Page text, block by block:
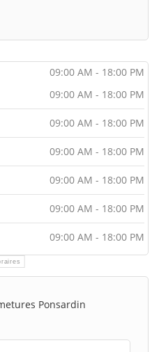
09:00 AM - 18:00 PM
09:00 AM - 18:00 PM
09:00 AM - 18:00 PM
09:00 AM - 18:00 PM
09:00 AM - 18:00 PM
09:00 AM - 18:00 PM
09:00 AM - 18:00 PM
Ponsardin